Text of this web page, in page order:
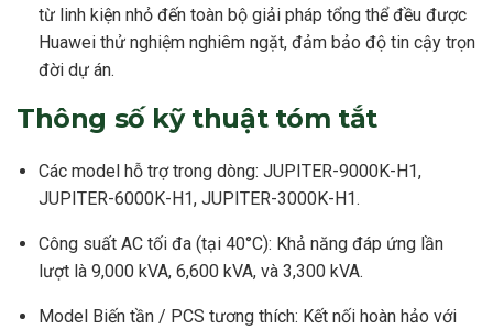
từ linh kiện nhỏ đến toàn bộ giải pháp tổng thể đều được
Huawei thử nghiệm nghiêm ngặt, đảm bảo độ tin cậy trọn
đời dự án.
Thông số kỹ thuật tóm tắt
Các model hỗ trợ trong dòng: JUPITER-9000K-H1,
JUPITER-6000K-H1, JUPITER-3000K-H1.
Công suất AC tối đa (tại 40°C): Khả năng đáp ứng lần
lượt là 9,000 kVA, 6,600 kVA, và 3,300 kVA.
Model Biến tần / PCS tương thích: Kết nối hoàn hảo với